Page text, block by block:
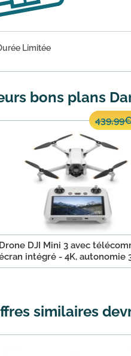
: Astuce : profitez de 3%
Limitée
bons plans
Drone DJI Mini 3 avec
intégré - 4K, autonomie
299,99€
similaires